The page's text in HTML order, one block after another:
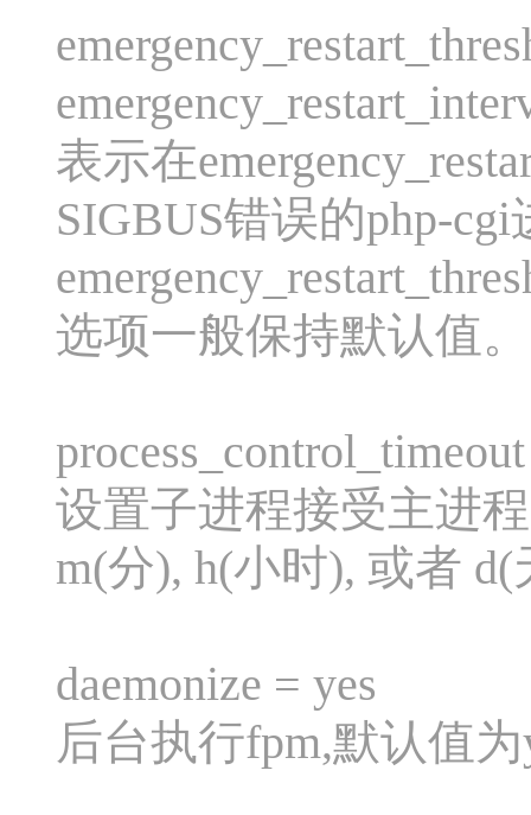
表示在
SIGBUS错误的php-
选项一般保持默认值。
设置子进程接受主进
m(分), h(小时), 或者
daemonize = yes
后台执行fpm,默认值